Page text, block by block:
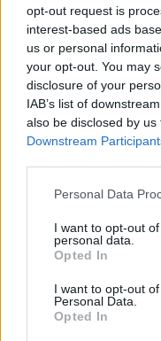
opt-out request is
interest-based ads
us or personal
your opt-out. You may
disclosure of your
IAB’s list of
also be disclosed by
Downstream
Please note that this
not limited to your visit
grant or deny consent
use your data for
consent section.
Personal Data
I want to opt-out
personal data.
Opted In
I want to opt-out
Personal Data.
Opted In
Como criar uma
equilibrada
Bruno Costa · 4 ago 2026
INVESTIMENTOS